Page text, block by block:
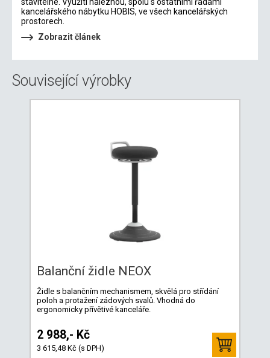
kancelářského nábytku HOBIS, ve všech kancelářských
prostorech.
Zobrazit článek
Související výrobky
Balanční židle NEOX
Židle s balančním mechanismem, skvělá pro střídání
poloh a protažení zádových svalů. Vhodná do
ergonomicky přívětivé kanceláře.
2 988,- Kč
3 615,48 Kč (s DPH)